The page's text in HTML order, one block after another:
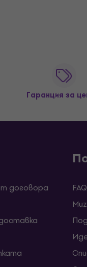
Гаранция за
договора